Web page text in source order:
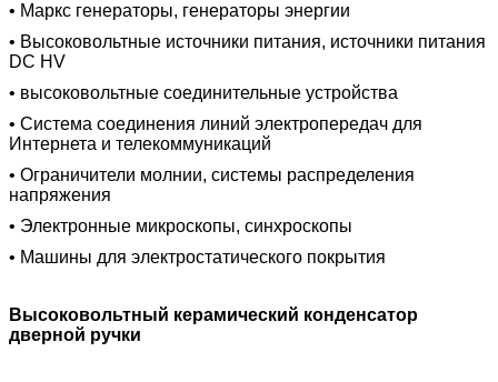
• Маркс генераторы, генераторы энергии
• Высоковольтные источники питания, источники питания
DC HV
• высоковольтные соединительные устройства
• Система соединения линий электропередач для
Интернета и телекоммуникаций
• Ограничители молнии, системы распределения
напряжения
• Электронные микроскопы, синхроскопы
• Машины для электростатического покрытия
Высоковольтный керамический конденсатор
дверной ручки